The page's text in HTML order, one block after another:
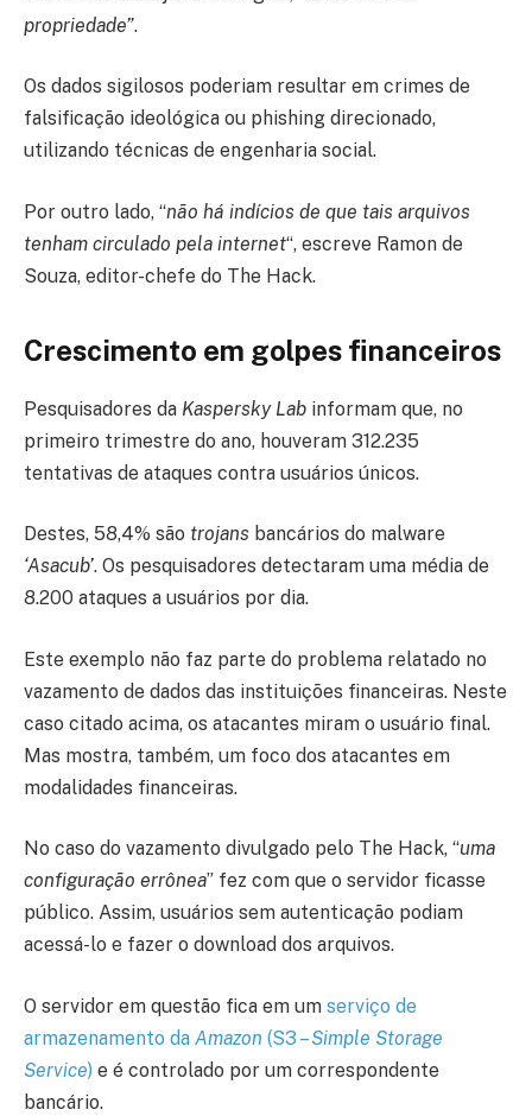
propriedade”.
Os dados sigilosos poderiam resultar em crimes de
falsificação ideológica ou phishing direcionado,
utilizando técnicas de engenharia social.
Por outro lado, “não há indícios de que tais arquivos
tenham circulado pela internet“, escreve Ramon de
Souza, editor-chefe do The Hack.
Crescimento em golpes financeiros
Pesquisadores da Kaspersky Lab informam que, no
primeiro trimestre do ano, houveram 312.235
tentativas de ataques contra usuários únicos.
Destes, 58,4% são trojans bancários do malware
‘Asacub’. Os pesquisadores detectaram uma média de
8.200 ataques a usuários por dia.
Este exemplo não faz parte do problema relatado no
vazamento de dados das instituições financeiras. Neste
caso citado acima, os atacantes miram o usuário final.
Mas mostra, também, um foco dos atacantes em
modalidades financeiras.
No caso do vazamento divulgado pelo The Hack, “uma
configuração errônea” fez com que o servidor ficasse
público. Assim, usuários sem autenticação podiam
acessá-lo e fazer o download dos arquivos.
O servidor em questão fica em um serviço de
armazenamento da Amazon (S3 –Simple Storage
Service) e é controlado por um correspondente
bancário.